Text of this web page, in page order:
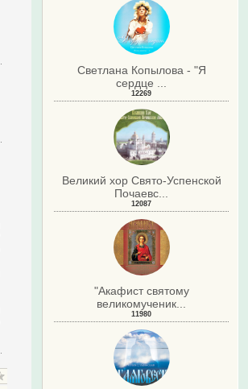
Светлана Копылова - "Я
сердце ...
12269
Великий хор Свято-Успенской
Почаевс...
12087
"Акафист святому
великомученик...
11980